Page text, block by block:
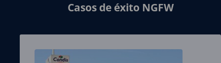
Casos de éxito NGFW